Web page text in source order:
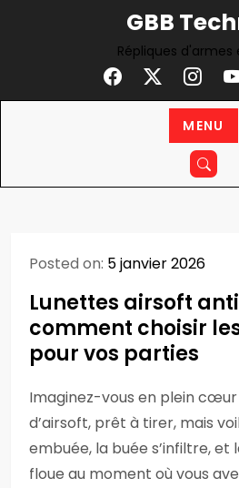
GBB
Répliques d'armes
MENU
Posted on: 5 janvier 2026
Lunettes airsoft
comment choisir
pour vos parties
Imaginez-vous en plein cœur
d’airsoft, prêt à tirer, mais
embuée, la buée s’infiltre, et
floue au moment où vous